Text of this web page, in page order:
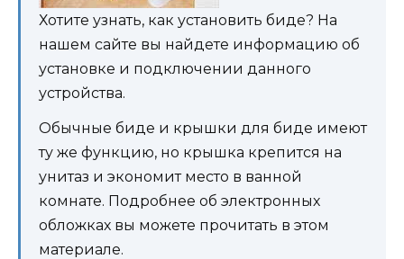
Хотите узнать, как установить биде? На
нашем сайте вы найдете информацию об
установке и подключении данного
устройства.
Обычные биде и крышки для биде имеют
ту же функцию, но крышка крепится на
унитаз и экономит место в ванной
комнате. Подробнее об электронных
обложках вы можете прочитать в этом
материале.